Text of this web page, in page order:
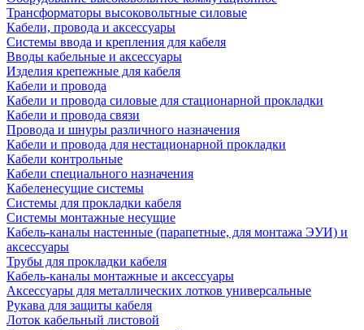
Трансформаторы высоковольтные силовые
Кабели, провода и аксессуары
Системы ввода и крепления для кабеля
Вводы кабельные и аксессуары
Изделия крепежные для кабеля
Кабели и провода
Кабели и провода силовые для стационарной прокладки
Кабели и провода связи
Провода и шнуры различного назначения
Кабели и провода для нестационарной прокладки
Кабели контрольные
Кабели специального назначения
Кабеленесущие системы
Системы для прокладки кабеля
Системы монтажные несущие
Кабель-каналы настенные (парапетные, для монтажа ЭУИ) и
аксессуары
Трубы для прокладки кабеля
Кабель-каналы монтажные и аксессуары
Аксессуары для металлических лотков универсальные
Рукава для защиты кабеля
Лоток кабельный листовой